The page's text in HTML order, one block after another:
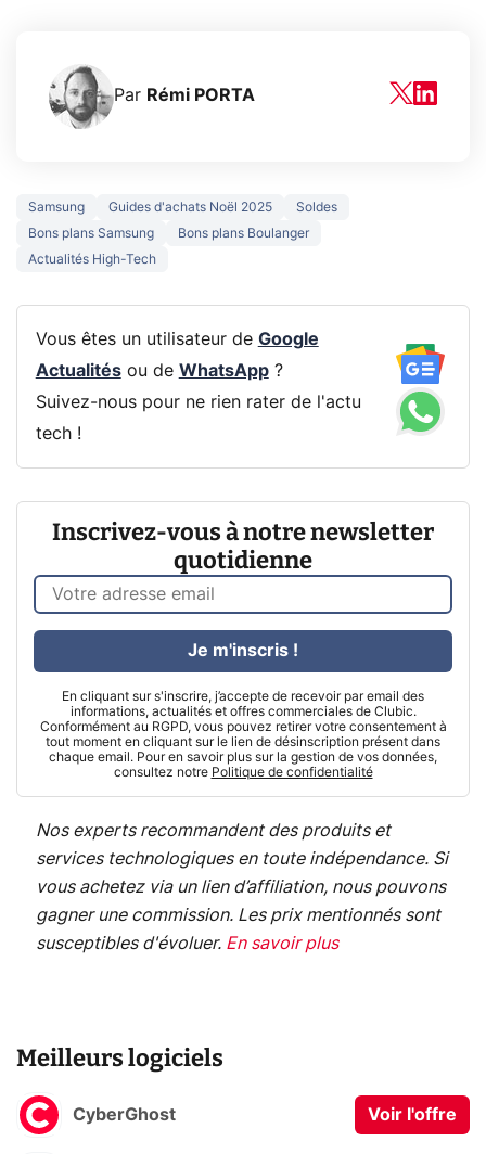
Par Rémi PORTA
Samsung Guides d'achats Noël 2025
Soldes
Bons plans Samsung
Bons plans Boulanger
Actualités High-Tech
Vous êtes un utilisateur de Google
Actualitésou de WhatsApp?
Suivez-nous pour ne rien rater de l'actu
tech !
Inscrivez-vous à notre newsletter
quotidienne
En cliquant sur s'inscrire, j’accepte de recevoir par email des
informations, actualités et offres commerciales de Clubic.
Conformément au RGPD, vous pouvez retirer votre consentement à
tout moment en cliquant sur le lien de désinscription présent dans
chaque email. Pour en savoir plus sur la gestion de vos données,
consultez notre Politique de confidentialité
Je m'inscris !
Nos experts recommandent des produits et
services technologiques en toute indépendance. Si
vous achetez via un lien d’affiliation, nous pouvons
gagner une commission. Les prix mentionnés sont
susceptibles d'évoluer. En savoir plus
Meilleurs logiciels
CyberGhost Voir l'offre